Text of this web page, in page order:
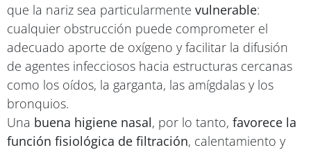
que la nariz sea particularmente vulnerable:
cualquier obstrucción puede comprometer el
adecuado aporte de oxígeno y facilitar la difusión
de agentes infecciosos hacia estructuras cercanas
como los oídos, la garganta, las amígdalas y los
bronquios.
Una buena higiene nasal, por lo tanto, favorece la
función fisiológica de filtración, calentamiento y